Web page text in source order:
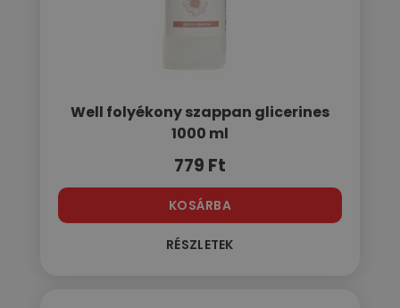
Well folyékony szappan glicerines
1000 ml
779 Ft
KOSÁRBA
RÉSZLETEK